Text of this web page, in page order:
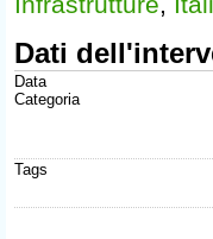
Dati
Data
Categoria
Tags